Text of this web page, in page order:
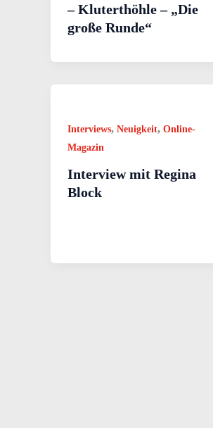
– Kluterthöhle – „Die
große Runde“
Interviews, Neuigkeit, Online-
Magazin
Interview mit Regina
Block